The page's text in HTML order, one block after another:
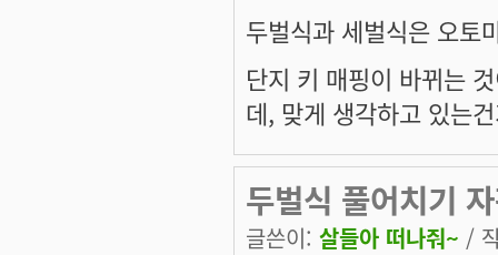
두벌식과 세벌식은 오토
단지 키 매핑이 바뀌는
데, 맞게 생각하고 있는
두벌식 풀어치기
글쓴이: 살들아 떠나줘~ /